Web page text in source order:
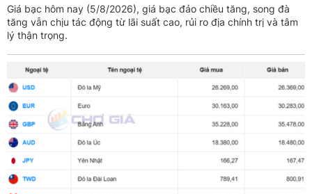
Giá bạc hôm nay (5/8/2026), giá bạc đảo chiều tăng, song đà
tăng vẫn chịu tác động từ lãi suất cao, rủi ro địa chính trị và tâm
lý thận trọng.